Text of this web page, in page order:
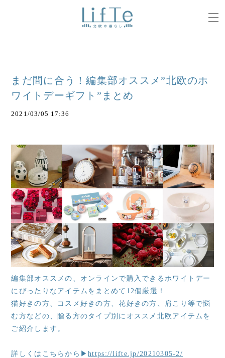
まだ間に合う！編集部オススメ”北欧のホ
ワイトデーギフト”まとめ
2021/03/05 17:36
編集部オススメの、オンラインで購入できるホワイトデー
にぴったりなアイテムをまとめて12個厳選！
猫好きの方、コスメ好きの方、花好きの方、肩こり等で悩
む方などの、贈る方のタイプ別にオススメ北欧アイテムを
ご紹介します。
詳しくはこちらから▶https://lifte.jp/20210305-2/